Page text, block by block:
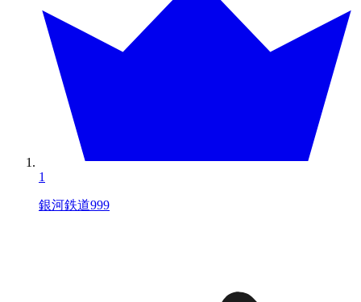
1
銀河鉄道999